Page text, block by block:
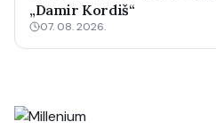
„Damir Kordiš“
07. 08. 2026.